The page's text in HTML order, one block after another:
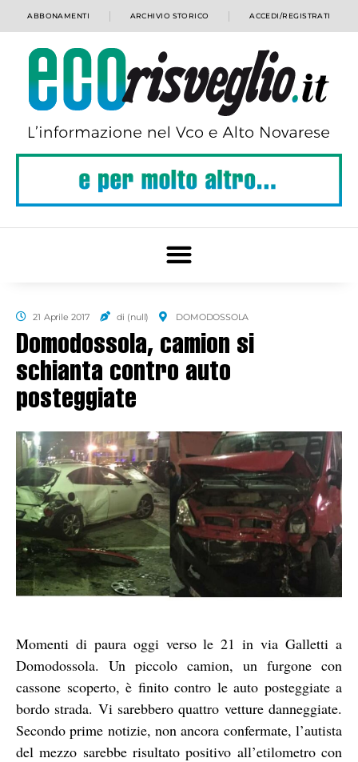
ABBONAMENTI ARCHIVIO STORICO ACCEDI/REGISTRATI
21 Aprile 2017 di (null) DOMODOSSOLA
Domodossola, camion si
schianta contro auto
posteggiate
Momenti di paura oggi verso le 21 in via Galletti a
Domodossola. Un piccolo camion, un furgone con
cassone scoperto, è finito contro le auto posteggiate a
bordo strada. Vi sarebbero quattro vetture danneggiate.
Secondo prime notizie, non ancora confermate, l’autista
del mezzo sarebbe risultato positivo all’etilometro con